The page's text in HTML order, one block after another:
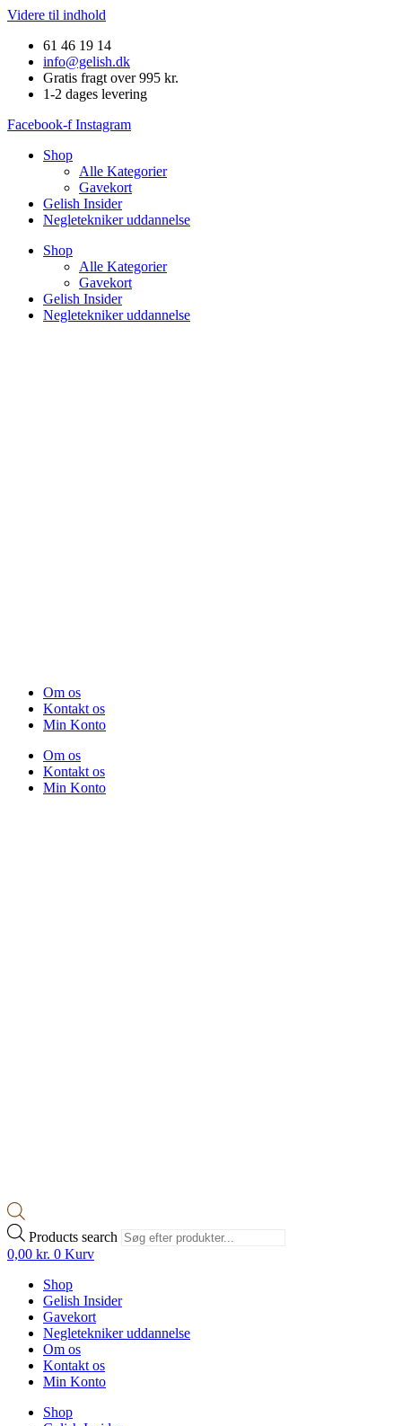
Videre til indhold
61 46 19 14
info@gelish.dk
Gratis fragt over 995 kr.
1-2 dages levering
Facebook-f Instagram
Shop
Alle Kategorier
Gavekort
Gelish Insider
Negletekniker uddannelse
Shop
Alle Kategorier
Gavekort
Gelish Insider
Negletekniker uddannelse
Om os
Kontakt os
Min Konto
Om os
Kontakt os
Min Konto
Products search
0,00 kr. 0 Kurv
Shop
Gelish Insider
Gavekort
Negletekniker uddannelse
Om os
Kontakt os
Min Konto
Shop